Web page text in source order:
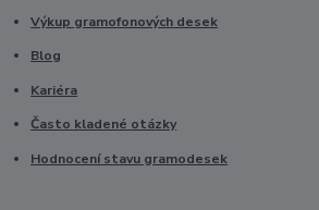
Výkup gramofonových desek
Blog
Kariéra
Často kladené otázky
Hodnocení stavu gramodesek